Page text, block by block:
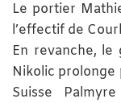
Le portier
l’effectif de
En revanche,
Nikolic prolonge
Suisse